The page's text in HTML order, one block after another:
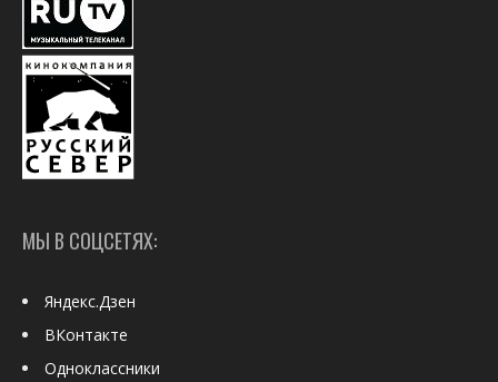
МЫ В СОЦСЕТЯХ:
Яндекс.Дзен
ВКонтакте
Одноклассники